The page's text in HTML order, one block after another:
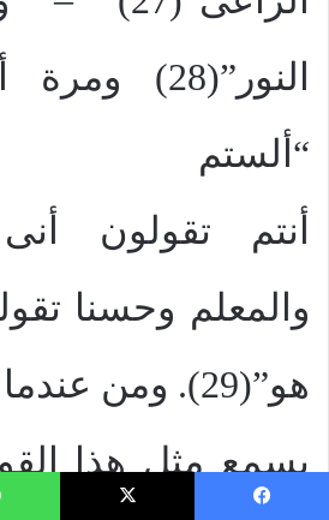
النور”(28)
“ألستم
أنتم تقولون
والمعلم وحسنا
هو”(29). ومن عندما
يسمع مثل هذا